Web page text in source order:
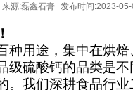
来源:磊鑫石膏 发布时间:2023-
种用途，集中在烘
级硫酸钙的品类是
。我们深耕食品行